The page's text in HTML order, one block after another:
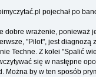
pojechał po
dobre wrażenie,
"Pilot", jest
Techne. Z kolei "Spalić
się w następne
Można by w ten sposób